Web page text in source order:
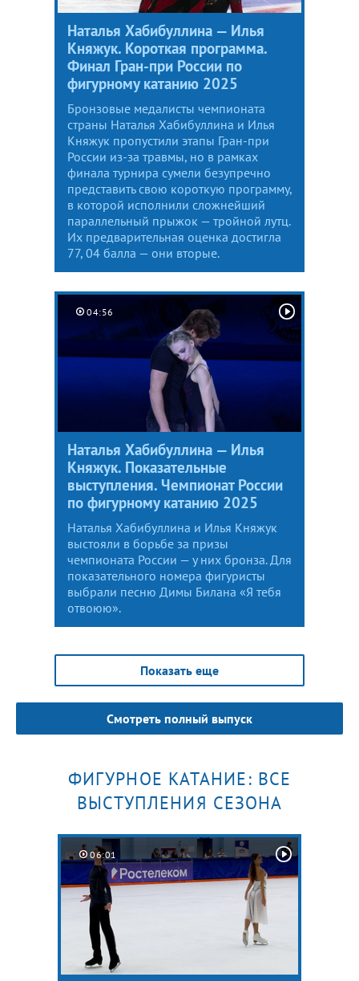
Наталья Хабибуллина — Илья
Княжук. Короткая программа.
Финал Гран-при России по
фигурному катанию 2025
Бронзовые медалисты чемпионата
страны Наталья Хабибуллина и Илья
Княжук пропустили этапы Гран-при
России из-за травмы, но в рамках
финала турнира сумели безупречно
представить свою короткую программу,
в которой исполнили сложнейший
параллельный прыжок — тройной лутц.
Их предварительная оценка достигла
77, 04 балла — они вторые.
04:56
Наталья Хабибуллина — Илья
Княжук. Показательные
выступления. Чемпионат России
по фигурному катанию 2025
Наталья Хабибуллина и Илья Княжук
выстояли в борьбе за призы
чемпионата России — у них бронза. Для
показательного номера фигуристы
выбрали песню Димы Билана «Я тебя
отвоюю».
Показать еще
Смотреть полный выпуск
ФИГУРНОЕ КАТАНИЕ: ВСЕ
ВЫСТУПЛЕНИЯ СЕЗОНА
06:01